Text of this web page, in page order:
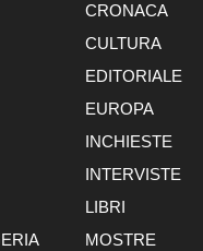
CRONACA
CULTURA
EDITORIALE
EUROPA
INCHIESTE
INTERVISTE
LIBRI
MOSTRE